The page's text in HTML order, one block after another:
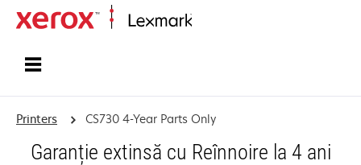
Printers CS730 4-Year Parts Only
Garanție extinsă cu Reînnoire la 4 ani